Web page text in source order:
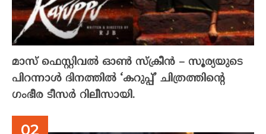
മാസ് ഫെസ്റ്റിവൽ ഓൺ സ്‌ക്രീൻ – സൂര്യയുടെ
പിറന്നാൾ ദിനത്തിൽ ‘കറുപ്പ്’ ചിത്രത്തിന്റെ
ഗംഭീര ടീസർ റിലീസായി.